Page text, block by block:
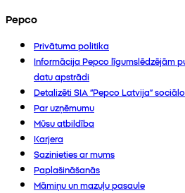
Pepco
Privātuma politika
Informācija Pepco līgumslēdzējām
datu apstrādi
Detalizēti SIA “Pepco Latvija”
Par uzņēmumu
Mūsu atbildība
Karjera
Sazinieties ar mums
Paplašināšanās
Māmiņu un mazuļu pasaule